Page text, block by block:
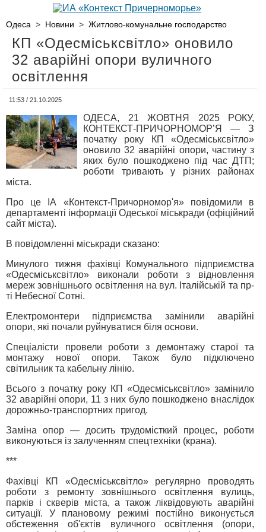
Одеса > Новини > Житлово-комунальне господарство
КП «Одесміськсвітло» оновило
32 аварійні опори вуличного
освітлення
11:53 / 21.10.2025
ОДЕСА, 21 ЖОВТНЯ 2025 РОКУ,
КОНТЕКСТ-ПРИЧОРНОМОР’Я — З
початку року КП «Одесміськсвітло»
оновило 32 аварійні опори, частину з
яких було пошкоджено під час ДТП;
роботи тривають у різних районах
міста.
Про це ІА «Контекст-Причорномор'я» повідомили в
департаменті інформації Одеської міськради (офіційний
сайт міста).
В повідомленні міськради сказано:
Минулого тижня фахівці Комунального підприємства
«Одесміськсвітло» виконали роботи з відновлення
мереж зовнішнього освітлення на вул. Італійській та пр-
ті Небесної Сотні.
Електромонтери підприємства замінили аварійні
опори, які почали руйнуватися біля основи.
Спеціалісти провели роботи з демонтажу старої та
монтажу нової опори. Також було підключено
світильник та кабельну лінію.
Всього з початку року КП «Одесміськсвітло» замінило
32 аварійні опори, 11 з них було пошкоджено внаслідок
дорожньо-транспортних пригод.
Заміна опор — досить трудомісткий процес, роботи
виконуються із залученням спецтехніки (крана).
***
Фахівці КП «Одесміськсвітло» регулярно проводять
роботи з ремонту зовнішнього освітлення вулиць,
парків і скверів міста, а також ліквідовують аварійні
ситуації. У плановому режимі постійно виконується
обстеження об'єктів вуличного освітлення (опори,